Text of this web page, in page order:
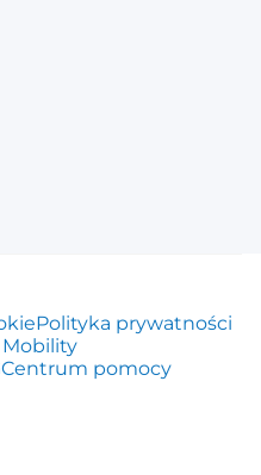
Polityka prywatności
Centrum pomocy